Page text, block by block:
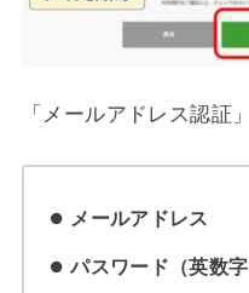
「メールアドレス認証
メールアドレス
パスワード（英数字